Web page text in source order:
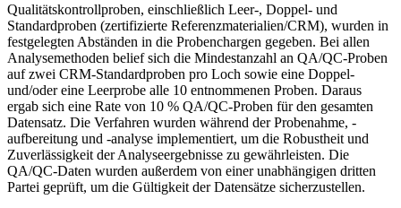
Qualitätskontrollproben, einschließlich Leer-, Doppel- und
Standardproben (zertifizierte Referenzmaterialien/CRM), wurden in
festgelegten Abständen in die Probenchargen gegeben. Bei allen
Analysemethoden belief sich die Mindestanzahl an QA/QC-Proben
auf zwei CRM-Standardproben pro Loch sowie eine Doppel-
und/oder eine Leerprobe alle 10 entnommenen Proben. Daraus
ergab sich eine Rate von 10 % QA/QC-Proben für den gesamten
Datensatz. Die Verfahren wurden während der Probenahme, -
aufbereitung und -analyse implementiert, um die Robustheit und
Zuverlässigkeit der Analyseergebnisse zu gewährleisten. Die
QA/QC-Daten wurden außerdem von einer unabhängigen dritten
Partei geprüft, um die Gültigkeit der Datensätze sicherzustellen.